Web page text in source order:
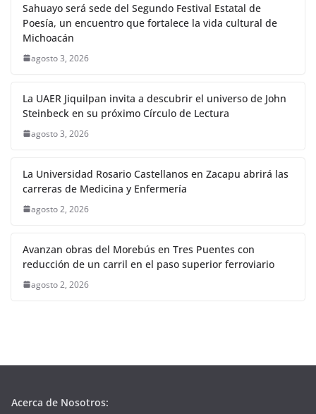
Sahuayo será sede del Segundo Festival Estatal de
Poesía, un encuentro que fortalece la vida cultural de
Michoacán
agosto 3, 2026
La UAER Jiquilpan invita a descubrir el universo de John
Steinbeck en su próximo Círculo de Lectura
agosto 3, 2026
La Universidad Rosario Castellanos en Zacapu abrirá las
carreras de Medicina y Enfermería
agosto 2, 2026
Avanzan obras del Morebús en Tres Puentes con
reducción de un carril en el paso superior ferroviario
agosto 2, 2026
Acerca de Nosotros: